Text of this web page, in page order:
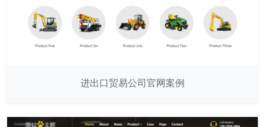
进出口贸易公司官网案例